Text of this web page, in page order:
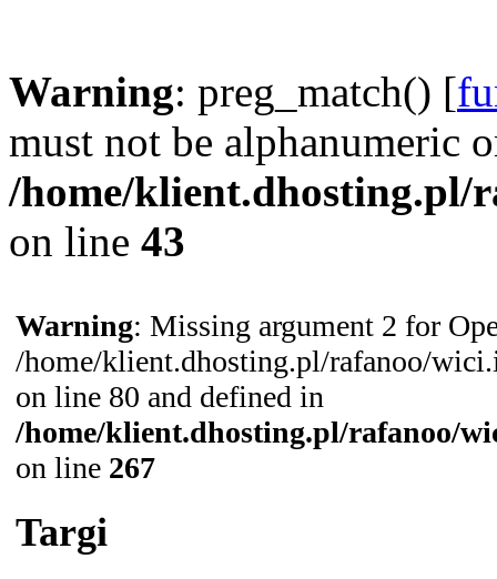
Warning: preg_match() [
must not be alphanumeric
/home/klient.dhosting.pl/
on line 43
Warning: Missing argument 2 for
/home/klient.dhosting.pl/rafanoo/
on line 80 and defined in
/home/klient.dhosting.pl/rafanoo/
on line 267
Targi